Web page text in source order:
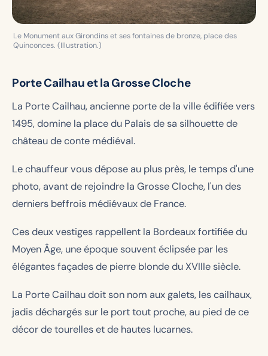
Le Monument aux Girondins et ses fontaines de bronze, place des
Quinconces. (Illustration.)
Porte Cailhau et la Grosse Cloche
La Porte Cailhau, ancienne porte de la ville édifiée vers
1495, domine la place du Palais de sa silhouette de
château de conte médiéval.
Le chauffeur vous dépose au plus près, le temps d'une
photo, avant de rejoindre la Grosse Cloche, l'un des
derniers beffrois médiévaux de France.
Ces deux vestiges rappellent la Bordeaux fortifiée du
Moyen Âge, une époque souvent éclipsée par les
élégantes façades de pierre blonde du XVIIIe siècle.
La Porte Cailhau doit son nom aux galets, les cailhaux,
jadis déchargés sur le port tout proche, au pied de ce
décor de tourelles et de hautes lucarnes.